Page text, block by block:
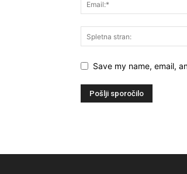
Save my name, email,